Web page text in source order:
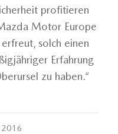
profitieren
Motor Europe
solch einen
Erfahrung
zu haben.“
2016